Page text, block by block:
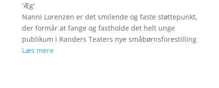
'Æg'
Nanni Lorenzen er det smilende og faste støttepunkt,
der formår at fange og fastholde det helt unge
publikum i Randers Teaters nye småbørnsforestilling
Læs mere